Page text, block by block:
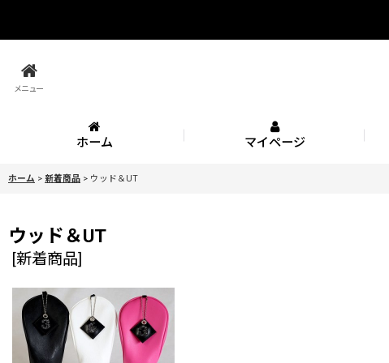
メニュー
ホーム マイページ
ホーム > 新着商品 > ウッド＆UT
ウッド＆UT
[新着商品]